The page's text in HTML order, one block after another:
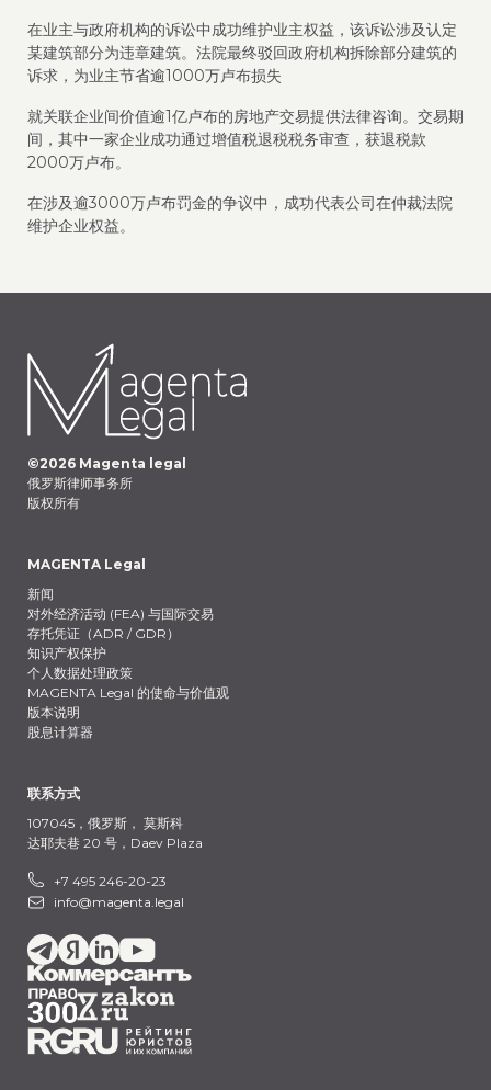
在业主与政府机构的诉讼中成功维护业主权益，该诉讼涉及认定
某建筑部分为违章建筑。法院最终驳回政府机构拆除部分建筑的
诉求，为业主节省逾1000万卢布损失
就关联企业间价值逾1亿卢布的房地产交易提供法律咨询。交易期
间，其中一家企业成功通过增值税退税税务审查，获退税款
2000万卢布。
在涉及逾3000万卢布罚金的争议中，成功代表公司在仲裁法院
维护企业权益。
©2026 Magenta legal
俄罗斯律师事务所
版权所有
MAGENTA Legal
新闻
对外经济活动 (FEA) 与国际交易
存托凭证（ADR / GDR）
知识产权保护
个人数据处理政策
MAGENTA Legal 的使命与价值观
版本说明
股息计算器
联系方式
107045，俄罗斯， 莫斯科
达耶夫巷 20 号，Daev Plaza
+7 495 246-20-23
info@magenta.legal